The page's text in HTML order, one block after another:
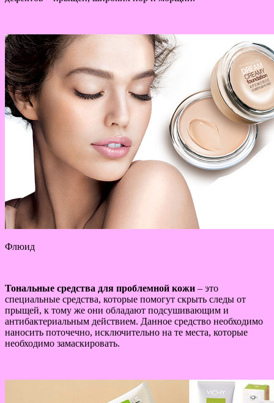
Флюид
Тональные средства для проблемной кожи – это
специальные средства, которые помогут скрыть следы от
прыщей, к тому же они обладают подсушивающим и
антибактериальным действием. Данное средство необходимо
наносить поточечно, исключительно на те места, которые
необходимо замаскировать.